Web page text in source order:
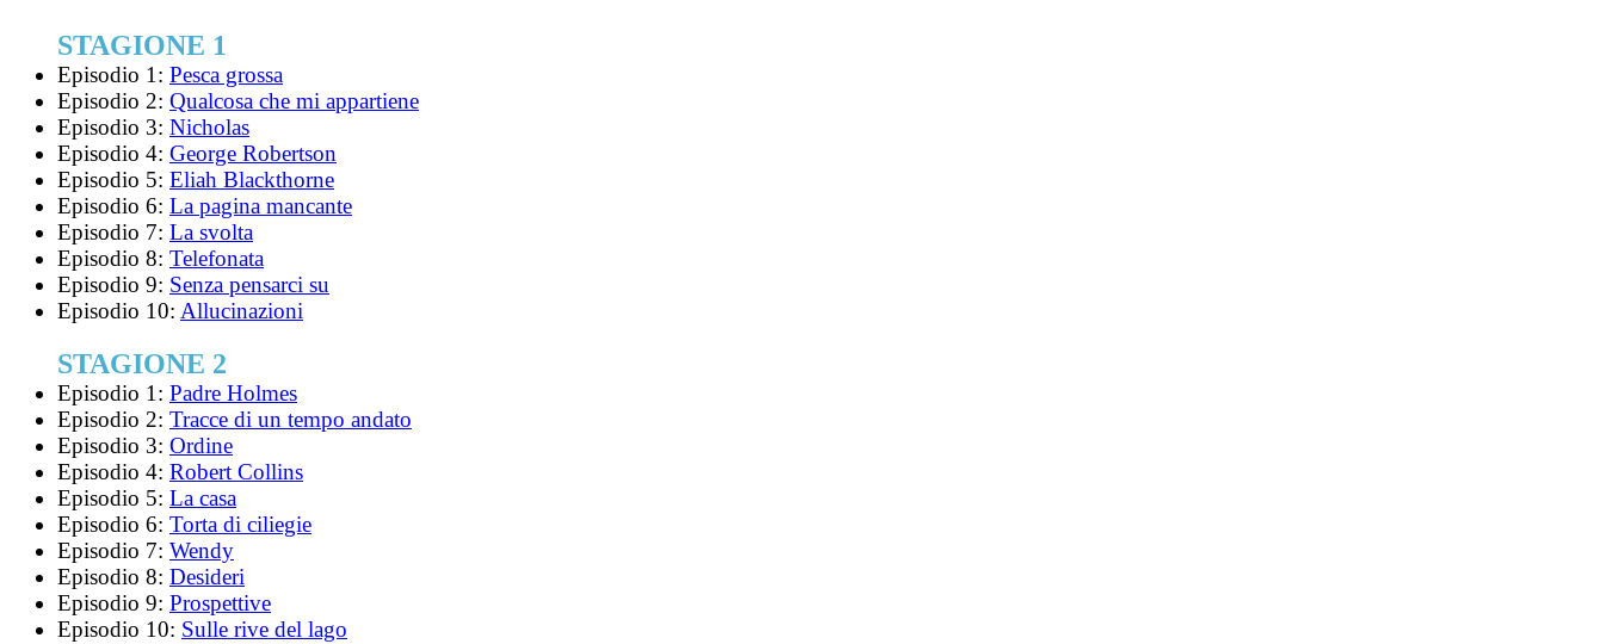
STAGIONE 1
Episodio 1: Pesca grossa
Episodio 2: Qualcosa che mi appartiene
Episodio 3: Nicholas
Episodio 4: George Robertson
Episodio 5: Eliah Blackthorne
Episodio 6: La pagina mancante
Episodio 7: La svolta
Episodio 8: Telefonata
Episodio 9: Senza pensarci su
Episodio 10: Allucinazioni
STAGIONE 2
Episodio 1: Padre Holmes
Episodio 2: Tracce di un tempo andato
Episodio 3: Ordine
Episodio 4: Robert Collins
Episodio 5: La casa
Episodio 6: Torta di ciliegie
Episodio 7: Wendy
Episodio 8: Desideri
Episodio 9: Prospettive
Episodio 10: Sulle rive del lago